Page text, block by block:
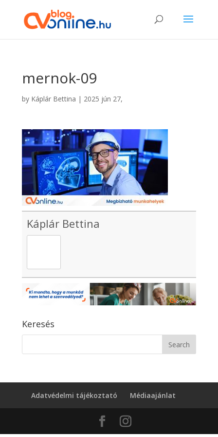
mernok-09
by Káplár Bettina | 2025 jún 27,
Káplár Bettina
Keresés
Adatvédelmi tájékoztató Médiaajánlat